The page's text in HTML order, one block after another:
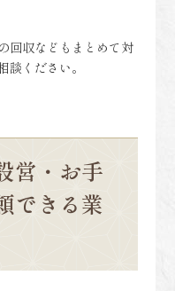
回収などもまとめて対
談ください。
営・お手
できる業